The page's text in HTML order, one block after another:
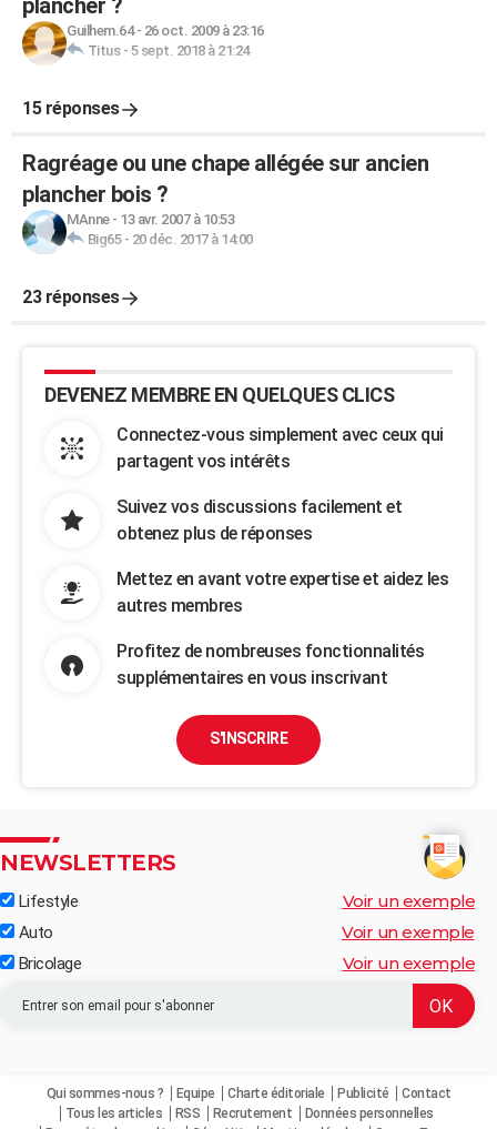
plancher ?
Guilhem.64- 26 oct. 2009 à 23:16
Titus- 5 sept. 2018 à 21:24
15 réponses
Ragréage ou une chape allégée sur ancien
plancher bois ?
MAnne- 13 avr. 2007 à 10:53
Big65- 20 déc. 2017 à 14:00
23 réponses
DEVENEZ MEMBRE EN QUELQUES CLICS
Connectez-vous simplement avec ceux qui
partagent vos intérêts
Suivez vos discussions facilement et
obtenez plus de réponses
Mettez en avant votre expertise et aidez les
autres membres
Profitez de nombreuses fonctionnalités
supplémentaires en vous inscrivant
S'INSCRIRE
NEWSLETTERS
Lifestyle Voir un exemple
Auto Voir un exemple
Bricolage Voir un exemple
Qui sommes-nous ? Equipe Charte éditoriale Publicité
Contact
Tous les articles
RSS Recrutement
Données personnelles